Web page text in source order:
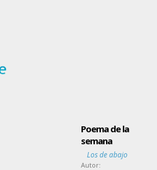
Poema de la
semana
Los de abajo
Autor: